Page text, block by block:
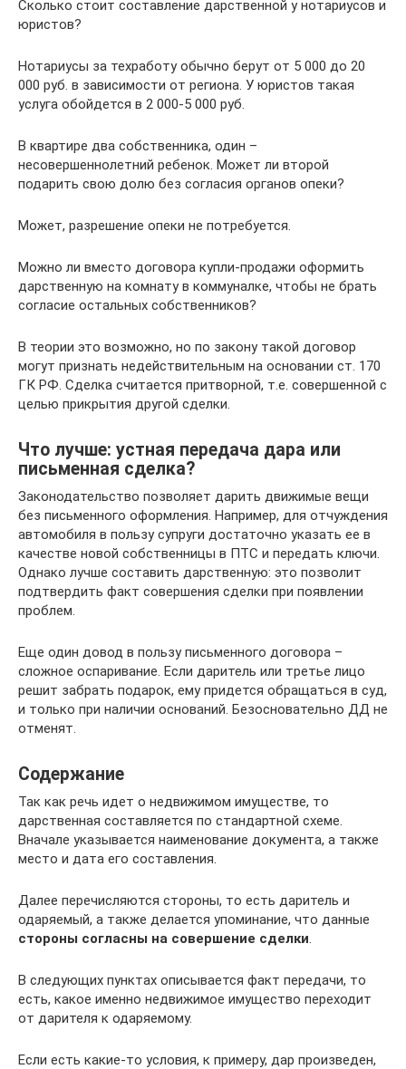
Сколько стоит составление дарственной у нотариусов и
юристов?
Нотариусы за техработу обычно берут от 5 000 до 20
000 руб. в зависимости от региона. У юристов такая
услуга обойдется в 2 000-5 000 руб.
В квартире два собственника, один –
несовершеннолетний ребенок. Может ли второй
подарить свою долю без согласия органов опеки?
Может, разрешение опеки не потребуется.
Можно ли вместо договора купли-продажи оформить
дарственную на комнату в коммуналке, чтобы не брать
согласие остальных собственников?
В теории это возможно, но по закону такой договор
могут признать недействительным на основании ст. 170
ГК РФ. Сделка считается притворной, т.е. совершенной с
целью прикрытия другой сделки.
Что лучше: устная передача дара или
письменная сделка?
Законодательство позволяет дарить движимые вещи
без письменного оформления. Например, для отчуждения
автомобиля в пользу супруги достаточно указать ее в
качестве новой собственницы в ПТС и передать ключи.
Однако лучше составить дарственную: это позволит
подтвердить факт совершения сделки при появлении
проблем.
Еще один довод в пользу письменного договора –
сложное оспаривание. Если даритель или третье лицо
решит забрать подарок, ему придется обращаться в суд,
и только при наличии оснований. Безосновательно ДД не
отменят.
Содержание
Так как речь идет о недвижимом имуществе, то
дарственная составляется по стандартной схеме.
Вначале указывается наименование документа, а также
место и дата его составления.
Далее перечисляются стороны, то есть даритель и
одаряемый, а также делается упоминание, что данные
стороны согласны на совершение сделки.
В следующих пунктах описывается факт передачи, то
есть, какое именно недвижимое имущество переходит
от дарителя к одаряемому.
Если есть какие-то условия, к примеру, дар произведен,